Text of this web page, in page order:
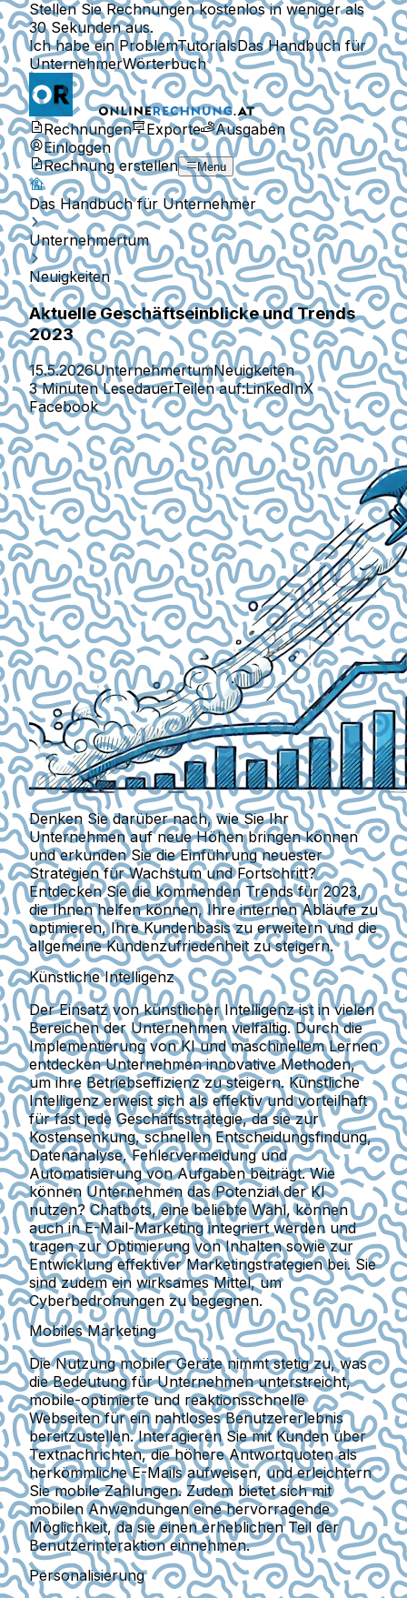
Stellen Sie Rechnungen kostenlos in weniger als
30 Sekunden aus.
Ich habe ein ProblemTutorialsDas Handbuch für
UnternehmerWörterbuch
Rechnungen Exporte
Ausgaben
Einloggen
Rechnung erstellen
Menu
Das Handbuch für Unternehmer
Unternehmertum
Neuigkeiten
Aktuelle Geschäftseinblicke und Trends
2023
15.5.2026UnternehmertumNeuigkeiten
3 Minuten LesedauerTeilen auf:LinkedInX
Facebook
Denken Sie darüber nach, wie Sie Ihr
Unternehmen auf neue Höhen bringen können
und erkunden Sie die Einführung neuester
Strategien für Wachstum und Fortschritt?
Entdecken Sie die kommenden Trends für 2023,
die Ihnen helfen können, Ihre internen Abläufe zu
optimieren, Ihre Kundenbasis zu erweitern und die
allgemeine Kundenzufriedenheit zu steigern.
Künstliche Intelligenz
Der Einsatz von künstlicher Intelligenz ist in vielen
Bereichen der Unternehmen vielfältig. Durch die
Implementierung von KI und maschinellem Lernen
entdecken Unternehmen innovative Methoden,
um ihre Betriebseffizienz zu steigern. Künstliche
Intelligenz erweist sich als effektiv und vorteilhaft
für fast jede Geschäftsstrategie, da sie zur
Kostensenkung, schnellen Entscheidungsfindung,
Datenanalyse, Fehlervermeidung und
Automatisierung von Aufgaben beiträgt. Wie
können Unternehmen das Potenzial der KI
nutzen? Chatbots, eine beliebte Wahl, können
auch in E-Mail-Marketing integriert werden und
tragen zur Optimierung von Inhalten sowie zur
Entwicklung effektiver Marketingstrategien bei. Sie
sind zudem ein wirksames Mittel, um
Cyberbedrohungen zu begegnen.
Mobiles Marketing
Die Nutzung mobiler Geräte nimmt stetig zu, was
die Bedeutung für Unternehmen unterstreicht,
mobile-optimierte und reaktionsschnelle
Webseiten für ein nahtloses Benutzererlebnis
bereitzustellen. Interagieren Sie mit Kunden über
Textnachrichten, die höhere Antwortquoten als
herkömmliche E-Mails aufweisen, und erleichtern
Sie mobile Zahlungen. Zudem bietet sich mit
mobilen Anwendungen eine hervorragende
Möglichkeit, da sie einen erheblichen Teil der
Benutzerinteraktion einnehmen.
Personalisierung